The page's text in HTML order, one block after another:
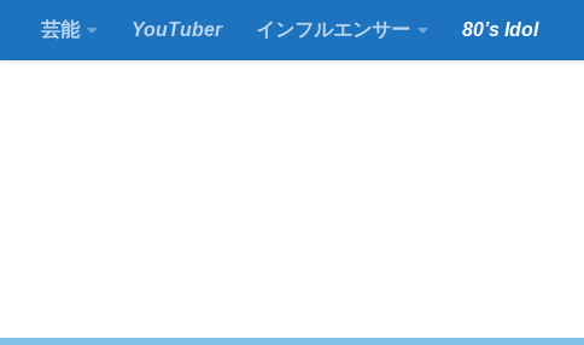
コンテンツの下
芸能 YouTuber インフルエンサー 80’s Idol